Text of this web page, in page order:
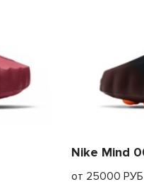
Nike Mind
от 25000 РУБ